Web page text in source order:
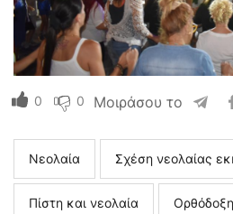
0 0 Μοιράσου το
Νεολαία Σχέση νεολαίας
Πίστη και νεολαία